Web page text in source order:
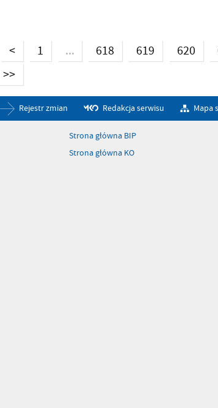
< 1 ... 618 619 620
>>
Rejestr zmian Redakcja serwisu Mapa
Strona główna BIP
Strona główna KO